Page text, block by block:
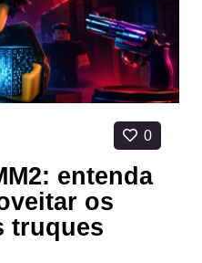
0
entenda
os
truques